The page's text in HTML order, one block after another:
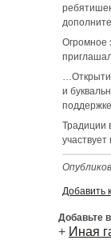
Огромное
и
Традиции
Добавить
Добавьте
+ Иная